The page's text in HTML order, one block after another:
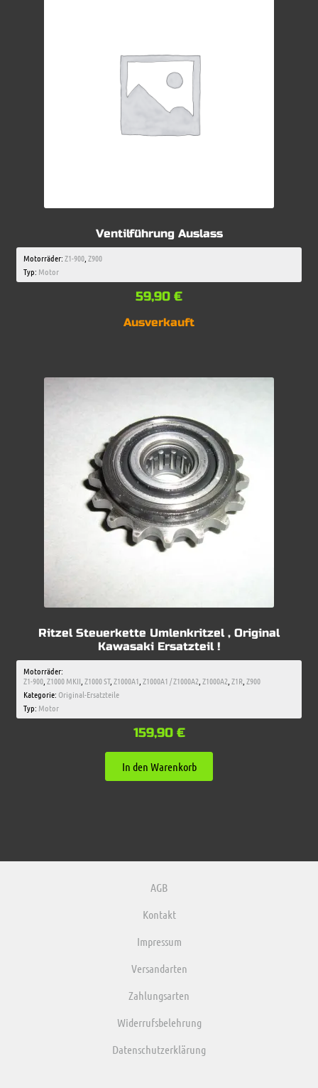
Ventilführung Auslass
Motorräder:Z1-900,Z900
Typ: Motor
59,90 €
Ausverkauft
Ritzel Steuerkette Umlenkritzel , Original
Kawasaki Ersatzteil !
Motorräder:
Z1-900, Z1000 MKII Z1000 ST, Z1000A1 Z1000A1 / Z1000A2 Z1000A2 Z1R, Z900
Kategorie:Original-Ersatzteile
Typ: Motor
159,90 €
In den Warenkorb
AGB
Kontakt
Impressum
Versandarten
Zahlungsarten
Widerrufsbelehrung
Datenschutzerklärung